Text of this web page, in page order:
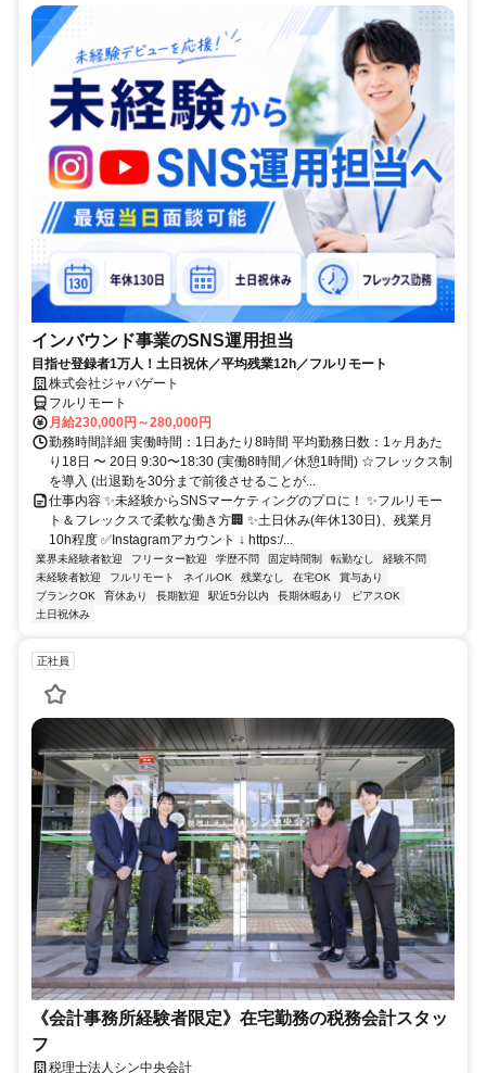
インバウンド事業のSNS運用担当
目指せ登録者1万人！土日祝休／平均残業12h／フルリモート
株式会社ジャパゲート
フルリモート
月給230,000円～280,000円
勤務時間詳細 実働時間：1日あたり8時間 平均勤務日数：1ヶ月あた
り18日 〜 20日 9:30〜18:30 (実働8時間／休憩1時間) ☆フレックス制
を導入 (出退勤を30分まで前後させることが...
仕事内容 ✨未経験からSNSマーケティングのプロに！ ✨フルリモー
ト＆フレックスで柔軟な働き方🏢 ✨土日休み(年休130日)、残業月
10h程度 ✅Instagramアカウント ↓ https:/...
業界未経験者歓迎 フリーター歓迎 学歴不問 固定時間制 転勤なし
経験不問
未経験者歓迎
フルリモート ネイルOK 残業なし 在宅OK
賞与あり
ブランクOK
育休あり 長期歓迎 駅近5分以内 長期休暇あり
ピアスOK
土日祝休み
正社員
《会計事務所経験者限定》在宅勤務の税務会計スタッ
フ
税理士法人シン中央会計